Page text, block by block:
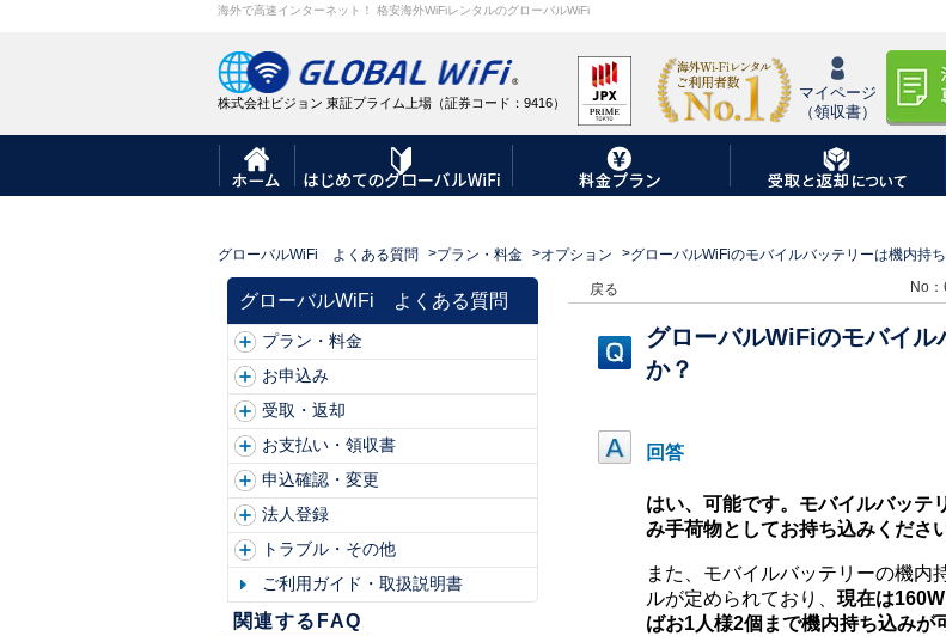
海外で高速インターネット！ 格安海外WiFiレンタルのグローバルWiFi
株式会社ビジョン 東証プライム上場（証券コード：9416）
マイページ
（領収書）
エリアから探す
アメリカ / カナダ(北米)
ハワイ / グアム / サイパン
その他アジア / 中東
ヨーロッパ / ロシア
キャンセル補償
日本利用オプション
オンライン健康相談
POCKETALK（ポケトーク）
位置情報確認GPS
ボーズノイズキャンセリング
主要空港
成田空港
羽田空港
関西国際空港
東海・関西
静岡空港
グローバルWiFi よくある質問 プラン・料金 オプション グローバルWiFiのモバイルバッテリーは機内持
グローバルWiFi よくある質問
プラン・料金
お申込み
受取・返却
お支払い・領収書
申込確認・変更
法人登録
トラブル・その他
ご利用ガイド・取扱説明書
関連するFAQ
戻る No
グローバルWiFiのモバイ
か？
回答
はい、可能です。モバイルバッテ
み手荷物としてお持ち込みください
また、モバイルバッテリーの機内
ルが定められており、 現在は
ばお1人様2個まで機内持ち込みが